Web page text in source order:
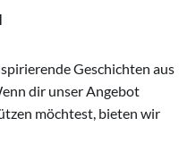
Geschichten aus
dir unser Angebot
möchtest, bieten wir